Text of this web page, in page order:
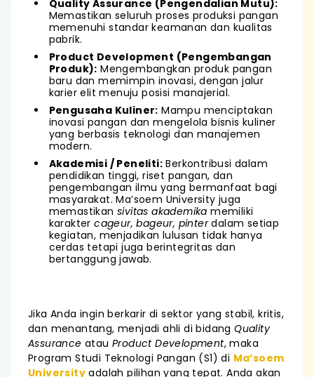
Quality Assurance (Pengendalian Mutu):
Memastikan seluruh proses produksi pangan
memenuhi standar keamanan dan kualitas
pabrik.
Product Development (Pengembangan
Produk): Mengembangkan produk pangan
baru dan memimpin inovasi, dengan jalur
karier elit menuju posisi manajerial.
Pengusaha Kuliner: Mampu menciptakan
inovasi pangan dan mengelola bisnis kuliner
yang berbasis teknologi dan manajemen
modern.
Akademisi / Peneliti: Berkontribusi dalam
pendidikan tinggi, riset pangan, dan
pengembangan ilmu yang bermanfaat bagi
masyarakat. Ma’soem University juga
memastikan sivitas akademika memiliki
karaktercageur, bageur, pinterdalam setiap
kegiatan, menjadikan lulusan tidak hanya
cerdas tetapi juga berintegritas dan
bertanggung jawab.
Jika Anda ingin berkarir di sektor yang stabil, kritis,
dan menantang, menjadi ahli di bidangQuality
Assurance atauProduct Development, maka
Program Studi Teknologi Pangan (S1) di Ma’soem
University adalah pilihan yang tepat. Anda akan